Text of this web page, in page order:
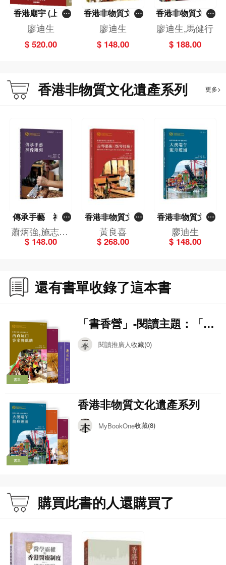
四、鬆散的組織 101
五、香枝和爆竹 102
六、習俗傳統 102
七、樓梯的挑戰 105
八、燃放爆竹 106
十一、籌募經費 114
十二、舞龍牌照 115
第六章 火龍紮作 120
一、珍珠草 122
二、紮作火龍 126
三、紮作龍頭 127
四、紮作龍心 131
五、紮作龍尾 136
六、紮作龍珠 138
第七章 舞火龍的過程 140
一、農曆八月十四日 142
第八章 「火龍」與「夜龍」 186
附錄一：大坑口述史訪談名單，2021－2023年 192
後記 193
參考文獻 196
作者簡介
文化人類學者，美國匹茲堡大學人類學博士，香港科技大學人文學部榮休副教
授、前華南研究中心主任。專研香港與華南地方社會文化；研究興趣包括：民間
宗教、文化傳承與保育、食物與全球化、族群認同、家庭與親屬關係等。著作包
括《香港廟宇》、《大時代中一位老香港的足跡：何銘思口述史》、《香港天后
崇拜》等。
香港廟宇 (上下
卷)
廖迪生
$ 520.00
香港非物質文化
遺產系列：西貢
坑口客家舞麒麟
廖迪生
$ 148.00
香港非物質文化
遺產系列：正一
道教儀式傳統
廖迪生,馬健行
$ 188.00
香港非物質文化遺產系列 更多>
傳承手藝 神像
雕刻
蕭炳強,施志明,
黃競聰
$ 148.00
香港非物質文化
遺產系列：古琴
藝術（斲琴技
黃良喜
$ 268.00
香港非物質文化
遺產系列：大澳
端午龍舟遊涌
廖迪生
$ 148.00
還有書單收錄了這本書
書單
「書香營」-閱讀主題：「中
國神話與傳統文化」
閱讀推廣人收藏(0)
書單
香港非物質文化遺產系列
MyBookOne收藏(8)
購買此書的人還購買了